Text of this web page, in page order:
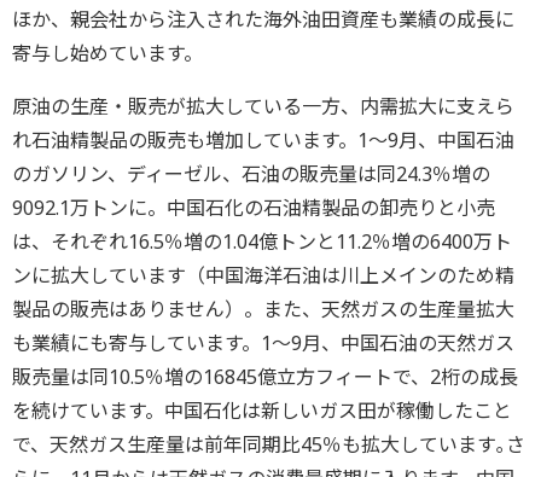
ほか、親会社から注入された海外油田資産も業績の成長に
寄与し始めています。
原油の生産・販売が拡大している一方、内需拡大に支えら
れ石油精製品の販売も増加しています。1～9月、中国石油
のガソリン、ディーゼル、石油の販売量は同24.3％増の
9092.1万トンに。中国石化の石油精製品の卸売りと小売
は、それぞれ16.5％増の1.04億トンと11.2％増の6400万ト
ンに拡大しています（中国海洋石油は川上メインのため精
製品の販売はありません）。また、天然ガスの生産量拡大
も業績にも寄与しています。1～9月、中国石油の天然ガス
販売量は同10.5％増の16845億立方フィートで、2桁の成長
を続けています。中国石化は新しいガス田が稼働したこと
で、天然ガス生産量は前年同期比45％も拡大しています｡さ